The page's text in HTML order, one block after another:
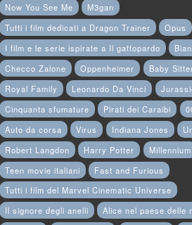
Now You See Me
M3gan
Tutti i film dedicati a Dragon Trainer
Opus
I film e le serie ispirate a Il gattopardo
Checco Zalone
Oppenheimer
Baby
Royal Family
Leonardo Da Vinci
Cinquanta sfumature
Pirati dei Caraibi
Auto da corsa
Virus Indiana Jones
Robert Langdon
Harry Potter
Millennium
Teen movie italiani
Fast and Furious
Tutti i film del Marvel Cinematic Universe
Il signore degli anelli
Alice nel paese delle